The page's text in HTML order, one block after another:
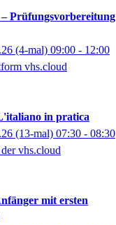
Prüfungsvorbereitung
(4-mal) 09:00 - 12:00
vhs.cloud
in pratica
(13-mal) 07:30 - 08:30
vhs.cloud
mit ersten